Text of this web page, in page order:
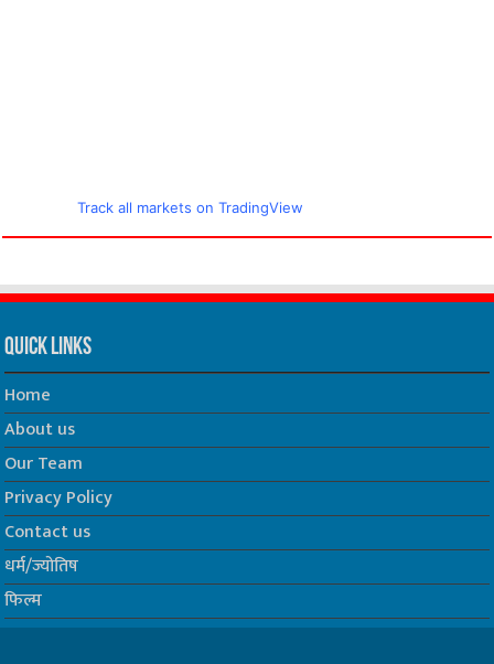
Track all markets on TradingView
Quick Links
Home
About us
Our Team
Privacy Policy
Contact us
धर्म/ज्योतिष
फिल्म